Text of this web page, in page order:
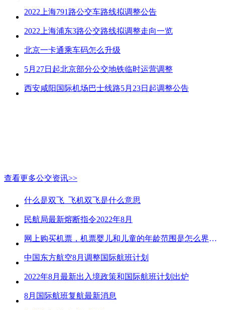
2022上海791路公交车路线拟调整公告
2022上海浦东3路公交路线拟调整走向一览
北京一卡通乘车码怎么升级
5月27日起北京部分公交地铁临时运营调整
西安咸阳国际机场巴士线路5月23日起调整公告
查看更多公交资讯>>
什么是双飞_飞机双飞是什么意思
民航局最新熔断指令2022年8月
网上购买机票，机票婴儿和儿童的年龄范围是怎么界定的？
中国东方航空8月调整国际航班计划
2022年8月最新出入境政策和国际航班计划出炉
8月国际航班复航最新消息